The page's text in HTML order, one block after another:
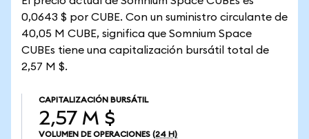
0,0643 $ por CUBE. Con un suministro circulante de
40,05 M CUBE, significa que Somnium Space
CUBEs tiene una capitalización bursátil total de
2,57 M $.
CAPITALIZACIÓN BURSÁTIL
2,57 M $
VOLUMEN DE OPERACIONES (24 H)